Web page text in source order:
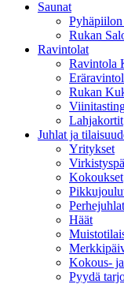
Saunat
Pyhäpiilon
Rukan
Ravintolat
Ravintola
Rukan
Lahjakortit
Juhlat ja
Yritykset
Kokoukset
Perhejuhlat
Häät
Kokous-
Pyydä